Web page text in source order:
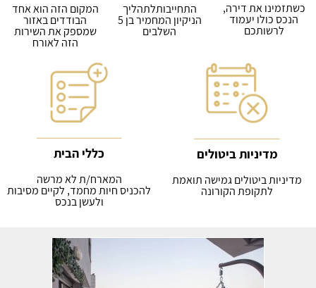
כשתזמינו את דירה,
הנכס כולו יעמוד
לרשותכם
התחייבותלתהליך
הניקיון המחמיר בן 5
השלבים
המקום הזה הוא אחד
הבודדים באזור
שמספק את השירות
הזה לאורח
מדיניות ביטולים
מדיניות ביטולים גמישה תואמת
לתקופת הקורונה
כללי הבית
המארח/ת לא מרשה
להכניס חיות מחמד, לקיים מסיבות
ולעשן בנכס